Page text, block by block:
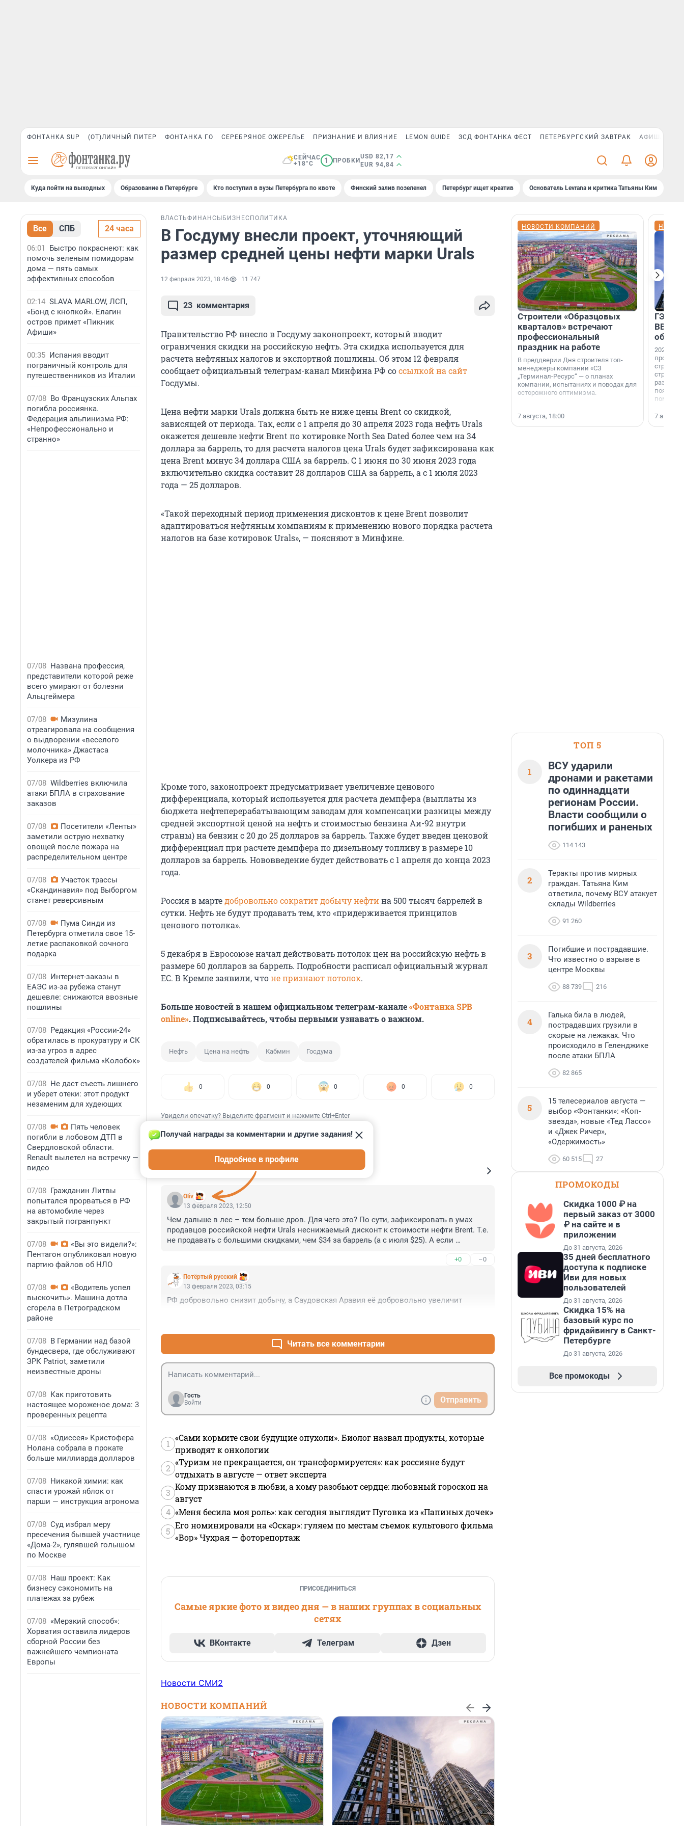
ФОНТАНКА SUP (ОТ)ЛИЧНЫЙ ПИТЕР ФОНТАНКА ГО СЕРЕБРЯНОЕ ОЖЕРЕЛЬЕ ПРИЗНАНИЕ И ВЛИЯНИЕ LEMON GUIDE ЗСД ФОНТАНКА ФЕСТ ПЕТЕРБУРГСКИЙ ЗАВТРАК АФИША PLUS
СЕЙЧАС
+18°C
1 ПРОБКИ
USD 82,17
EUR 94,84
Куда пойти на выходных Образование в Петербурге Кто поступил в вузы Петербурга по квоте Финский залив позеленел Петербург ищет креатив Основатель Levrana и критика Татьяны Ким
Все СПБ 24 часа
06:01
Быстро покраснеют: как
помочь зеленым помидорам
дома — пять самых
эффективных способов
02:14 SLAVA MARLOW, ЛСП,
«Бонд с кнопкой». Елагин
остров примет «Пикник
Афиши»
00:35 Испания вводит
пограничный контроль для
путешественников из Италии
07/08 Во Французских Альпах
погибла россиянка.
Федерация альпинизма РФ:
«Непрофессионально и
странно»
07/08 Названа профессия,
представители которой реже
всего умирают от болезни
Альцгеймера
07/08
Мизулина
отреагировала на сообщения
о выдворении «веселого
молочника» Джастаса
Уолкера из РФ
07/08 Wildberries включила
атаки БПЛА в страхование
заказов
07/08
Посетители «Ленты»
заметили острую нехватку
овощей после пожара на
распределительном центре
07/08
Участок трассы
«Скандинавия» под Выборгом
станет реверсивным
07/08
Пума Синди из
Петербурга отметила свое 15-
летие распаковкой сочного
подарка
07/08 Интернет-заказы в
ЕАЭС из-за рубежа станут
дешевле: снижаются ввозные
пошлины
07/08 Редакция «России-24»
обратилась в прокуратуру и СК
из-за угроз в адрес
создателей фильма «Колобок»
07/08 Не даст съесть лишнего
и уберет отеки: этот продукт
незаменим для худеющих
07/08
Пять человек
погибли в лобовом ДТП в
Свердловской области.
Renault вылетел на встречку —
видео
07/08 Гражданин Литвы
попытался прорваться в РФ
на автомобиле через
закрытый погранпункт
07/08
«Вы это видели?»:
Пентагон опубликовал новую
партию файлов об НЛО
07/08
«Водитель успел
выскочить». Машина дотла
сгорела в Петроградском
районе
07/08 В Германии над базой
бундесвера, где обслуживают
ЗРК Patriot, заметили
неизвестные дроны
07/08 Как приготовить
настоящее мороженое дома: 3
проверенных рецепта
07/08 «Одиссея» Кристофера
Нолана собрала в прокате
больше миллиарда долларов
07/08 Никакой химии: как
спасти урожай яблок от
парши — инструкция агронома
07/08 Суд избрал меру
пресечения бывшей участнице
«Дома-2», гулявшей голышом
по Москве
07/08 Наш проект: Как
бизнесу сэкономить на
платежах за рубеж
07/08 «Мерзкий способ»:
Хорватия оставила лидеров
сборной России без
важнейшего чемпионата
Европы
ВЛАСТЬФИНАНСЫ БИЗНЕС ПОЛИТИКА
В Госдуму внесли проект, уточняющий
размер средней цены нефти марки Urals
12 февраля 2023, 18:46 11 747
23 комментария
Правительство РФ внесло в Госдуму законопроект, который вводит
ограничения скидки на российскую нефть. Эта скидка используется для
расчета нефтяных налогов и экспортной пошлины. Об этом 12 февраля
сообщает официальный телеграм-канал Минфина РФ соссылкой на сайт
Госдумы.
Цена нефти марки Urals должна быть не ниже цены Brent со скидкой,
зависящей от периода. Так, если с 1 апреля до 30 апреля 2023 года нефть Urals
окажется дешевле нефти Brent по котировке North Sea Dated более чем на 34
доллара за баррель, то для расчета налогов цена Urals будет зафиксирована как
цена Brent минус 34 доллара США за баррель. С 1 июня по 30 июня 2023 года
включительно скидка составит 28 долларов США за баррель, а с 1 июля 2023
года — 25 долларов.
«Такой переходный период применения дисконтов к цене Brent позволит
адаптироваться нефтяным компаниям к применению нового порядка расчета
налогов на базе котировок Urals», — поясняют в Минфине.
Кроме того, законопроект предусматривает увеличение ценового
дифференциала, который используется для расчета демпфера (выплаты из
бюджета нефтеперерабатывающим заводам для компенсации разницы между
средней экспортной ценой на нефть и стоимостью бензина Аи-92 внутри
страны) на бензин с 20 до 25 долларов за баррель. Также будет введен ценовой
дифференциал при расчете демпфера по дизельному топливу в размере 10
долларов за баррель. Нововведение будет действовать с 1 апреля до конца 2023
года.
Россия в мартедобровольно сократит добычу нефтина 500 тысяч баррелей в
сутки. Нефть не будут продавать тем, кто «придерживается принципов
ценового потолка».
5 декабря в Евросоюзе начал действовать потолок цен на российскую нефть в
размере 60 долларов за баррель. Подробности расписал официальный журнал
ЕС. В Кремле заявили, чтоне признают потолок.
Больше новостей в нашем официальном телеграм-канале«Фонтанка SPB
online». Подписывайтесь, чтобы первыми узнавать о важном.
Нефть Цена на нефть Кабмин Госдума
0 0 0 0 0
Увидели опечатку? Выделите фрагмент и нажмите Ctrl+Enter
КОММЕНТАРИИ 23
Oliv
Получай награды за комментарии и другие задания!
Подробнее в профиле
13 февраля 2023, 12:50
Чем дальше в лес – тем больше дров. Для чего это? По сути, зафиксировать в умах
продавцов российской нефти Urals неснижаемый дисконт к стоимости нефти Brent. Т.е.
не продавать с большими скидками, чем $34 за баррель (а с июля $25). А если
от реальной цены нефти, а от расчетной, привязанной со скидкой к Brent. И весьма
вероятно, что разница между Urals и Brent будет только увеличиваться. Например, если
в июле цена Brent составит $90, то нефтяники заплатят налог, как если бы они продали
свою нефть по $65, хотя на тот момент их реальная цена продажи может составить $50.
В общем, в бюджет от подобных расчетов можно дособрать дополнительно до
стороны, фиксация фактов снижения производственных мощностей, с другой
стороны, попытка повлиять на рост стоимости нефти.
+0 –0
Потёртый русский
13 февраля 2023, 03:15
РФ добровольно снизит добычу, а Саудовская Аравия её добровольно увеличит
Читать все комментарии
Гость
Войти
Отправить
1
«Сами кормите свои будущие опухоли». Биолог назвал продукты, которые
приводят к онкологии
2
«Туризм не прекращается, он трансформируется»: как россияне будут
отдыхать в августе — ответ эксперта
3
Кому признаются в любви, а кому разобьют сердце: любовный гороскоп на
август
4 «Меня бесила моя роль»: как сегодня выглядит Пуговка из «Папиных дочек»
5
Его номинировали на «Оскар»: гуляем по местам съемок культового фильма
«Вор» Чухрая — фоторепортаж
ПРИСОЕДИНИТЬСЯ
Самые яркие фото и видео дня — в наших группах в социальных
сетях
ВКонтакте Телеграм Дзен
Новости СМИ2
НОВОСТИ КОМПАНИЙ
НОВОСТИ КОМПАНИЙ
Строители «Образцовых
кварталов» встречают
профессиональный
праздник на работе
В преддверии Дня строителя топ-
менеджеры компании «СЗ
„Терминал-Ресурс“ — о планах
компании, испытаниях и поводах для
осторожного оптимизма.
7 августа, 18:00
ГЭС,
ВВП: в
об
2026-й —
раз. В
7
ТОП 5
1
ВСУ ударили
дронами и ракетами
по одиннадцати
регионам России.
Власти сообщили о
погибших и раненых
114 143
2
Теракты против мирных
граждан. Татьяна Ким
ответила, почему ВСУ атакует
склады Wildberries
91 260
3
Погибшие и пострадавшие.
Что известно о взрыве в
центре Москвы
88 739 216
4
Галька била в людей,
пострадавших грузили в
скорые на лежаках. Что
происходило в Геленджике
после атаки БПЛА
82 865
5
15 телесериалов августа —
выбор «Фонтанки»: «Коп-
звезда», новые «Тед Лассо»
и «Джек Ричер»,
«Одержимость»
60 515 27
ПРОМОКОДЫ
Скидка 1000 ₽ на
первый заказ от 3000
₽ на сайте и в
приложении
До 31 августа, 2026
35 дней бесплатного
доступа к подписке
Иви для новых
пользователей
До 31 августа, 2026
Скидка 15% на
базовый курс по
фридайвингу в Санкт-
Петербурге
До 31 августа, 2026
Все промокоды